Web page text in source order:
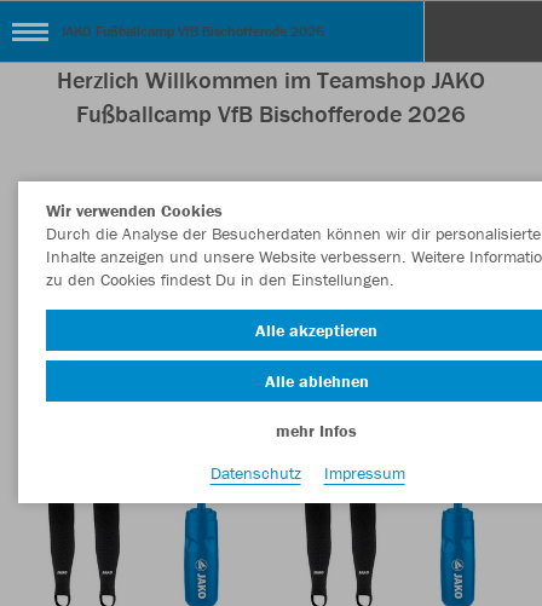
JAKO Fußballcamp VfB Bischofferode 2026
Herzlich Willkommen im Teamshop JAKO
Fußballcamp VfB Bischofferode 2026
Farbe
Wir verwenden Cookies
Durch die Analyse der Besucherdaten können wir dir personalisierte
Inhalte anzeigen und unsere Website verbessern. Weitere
zu den Cookies findest Du in den Einstellungen.
Alle akzeptieren
Alle ablehnen
mehr Infos
Datenschutz
Impressum